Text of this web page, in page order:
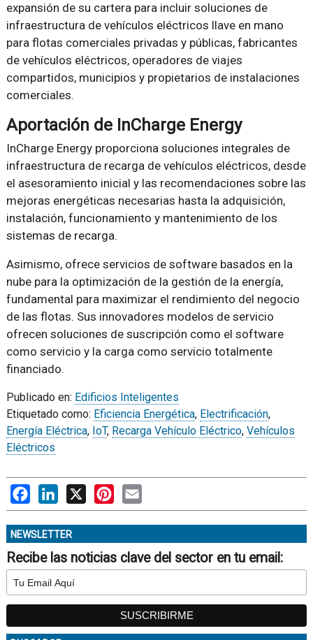
expansión de su cartera para incluir soluciones de
infraestructura de vehículos eléctricos llave en mano
para flotas comerciales privadas y públicas, fabricantes
de vehículos eléctricos, operadores de viajes
compartidos, municipios y propietarios de instalaciones
comerciales.
Aportación de InCharge Energy
InCharge Energy proporciona soluciones integrales de
infraestructura de recarga de vehículos eléctricos, desde
el asesoramiento inicial y las recomendaciones sobre las
mejoras energéticas necesarias hasta la adquisición,
instalación, funcionamiento y mantenimiento de los
sistemas de recarga.
Asimismo, ofrece servicios de software basados en la
nube para la optimización de la gestión de la energía,
fundamental para maximizar el rendimiento del negocio
de las flotas. Sus innovadores modelos de servicio
ofrecen soluciones de suscripción como el software
como servicio y la carga como servicio totalmente
financiado.
Publicado en: Edificios Inteligentes
Etiquetado como: Eficiencia Energética, Electrificación,
Energía Eléctrica, IoT, Recarga Vehículo Eléctrico, Vehículos
Eléctricos
FacebookLinkedIn
X PinterestEmail
NEWSLETTER
Recibe las noticias clave del sector en tu email: